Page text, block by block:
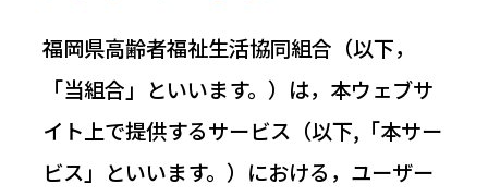
福岡県高齢者福祉生活協同組合（以下，
「当組合」といいます。）は，本ウェブサ
イト上で提供するサービス（以下,「本サー
ビス」といいます。）における，ユーザー